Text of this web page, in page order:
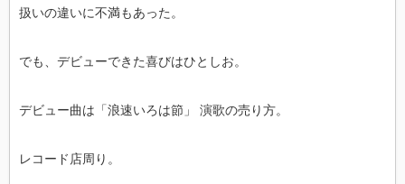
扱いの違いに不満もあった。
でも、デビューできた喜びはひとしお。
デビュー曲は「浪速いろは節」 演歌の売り方。
レコード店周り。